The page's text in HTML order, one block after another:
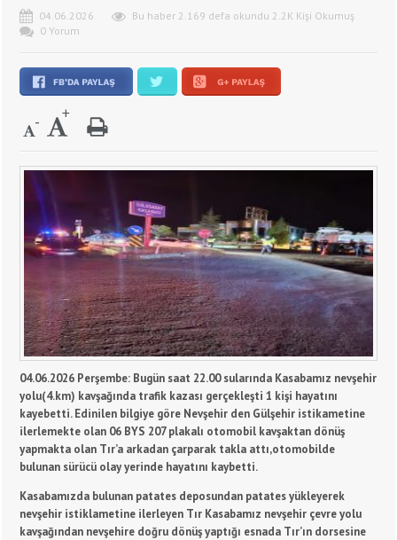
04.06.2026
Bu haber 2.169 defa okundu 2.2K Kişi Okumuş
0 Yorum
04.06.2026 Perşembe: Bugün saat 22.00 sularında Kasabamız nevşehir
yolu(4.km) kavşağında trafik kazası gerçekleşti 1 kişi hayatını
kayebetti. Edinilen bilgiye göre Nevşehir den Gülşehir istikametine
ilerlemekte olan 06 BYS 207 plakalı otomobil kavşaktan dönüş
yapmakta olan Tır’a arkadan çarparak takla attı,otomobilde
bulunan sürücü olay yerinde hayatını kaybetti.
Kasabamızda bulunan patates deposundan patates yükleyerek
nevşehir istiklametine ilerleyen Tır Kasabamız nevşehir çevre yolu
kavşağından nevşehire doğru dönüş yaptığı esnada Tır’ın dorsesine